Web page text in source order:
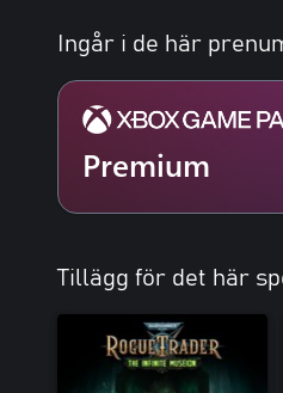
Ingår i de här
Premium
Tillägg för det här